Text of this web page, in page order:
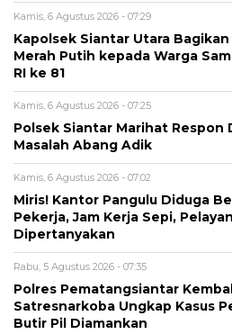
Kamis, 6 Agustus 2026 - 07:29
Kapolsek Siantar Utara
Merah Putih kepada Warga
RI ke 81
Kamis, 6 Agustus 2026 - 07:25
Polsek Siantar Marihat Respon
Masalah Abang Adik
Kamis, 6 Agustus 2026 - 07:02
Miris! Kantor Pangulu Diduga
Pekerja, Jam Kerja Sepi,
Dipertanyakan
Rabu, 5 Agustus 2026 - 07:35
Polres Pematangsiantar
Satresnarkoba Ungkap Kasus
Butir Pil Diamankan